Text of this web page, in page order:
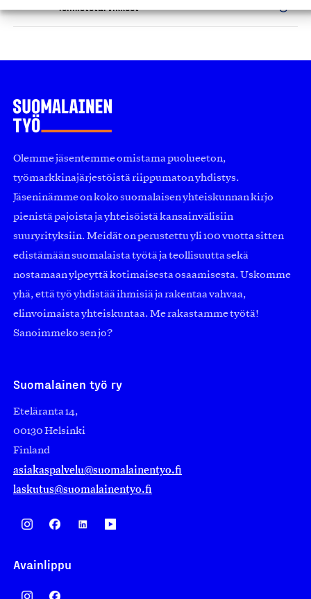
Toimistotarvikkeet
Olemme jäsentemme omistama puolueeton,
työmarkkinajärjestöistä riippumaton yhdistys.
Jäseninämme on koko suomalaisen yhteiskunnan kirjo
pienistä pajoista ja yhteisöistä kansainvälisiin
suuryrityksiin. Meidät on perustettu yli 100 vuotta sitten
edistämään suomalaista työtä ja teollisuutta sekä
nostamaan ylpeyttä kotimaisesta osaamisesta. Uskomme
yhä, että työ yhdistää ihmisiä ja rakentaa vahvaa,
elinvoimaista yhteiskuntaa. Me rakastamme työtä!
Sanoimmeko sen jo?
Suomalainen työ ry
Eteläranta 14,
00130 Helsinki
Finland
asiakaspalvelu@suomalainentyo.fi
laskutus@suomalainentyo.fi
Avainlippu